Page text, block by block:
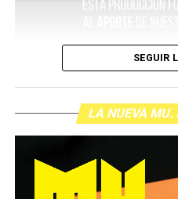
SEGUIR
LA NUEVA MU.